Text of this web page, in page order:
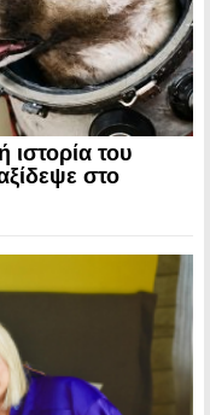
ιστορία του
στο